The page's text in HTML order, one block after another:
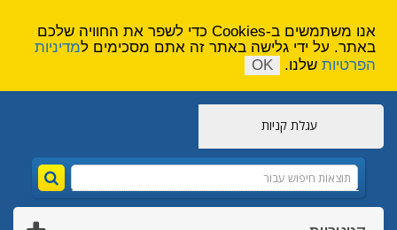
עגלת קניות
אנו משתמשים ב-Cookies כדי לשפר את החוויה שלכם
באתר. על ידי גלישה באתר זה אתם מסכימים למדיניות
הפרטיות שלנו. OK